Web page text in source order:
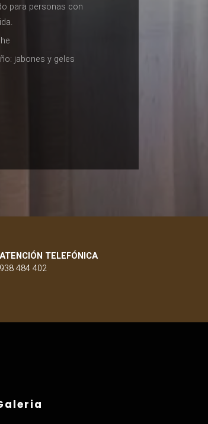
para personas con
jabones y geles
ATENCIÓN TELEFÓNICA
938 484 402